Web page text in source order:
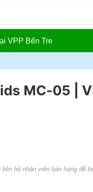
VPP Bến Tre
MC-05 |
liên hệ nhân viên bán hàng để